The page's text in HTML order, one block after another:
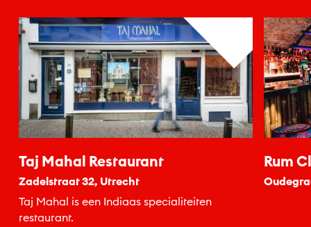
Taj Mahal Restaurant
Zadelstraat 32, Utrecht
Taj Mahal is een Indiaas specialiteiten
restaurant.
Rum